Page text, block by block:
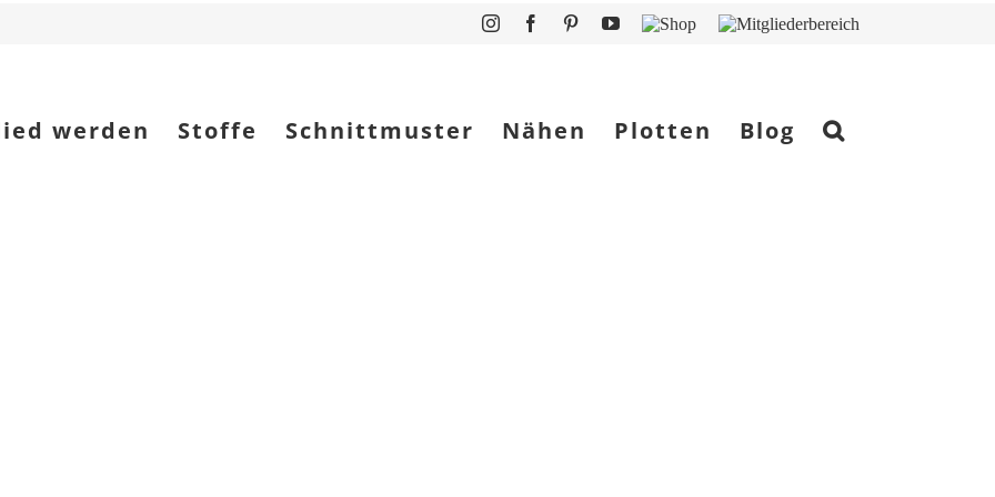
InstagramFacebookPinterestYouTube
Shop Mitgliederbereich
werden Stoffe Schnittmuster Nähen Plotten Blog